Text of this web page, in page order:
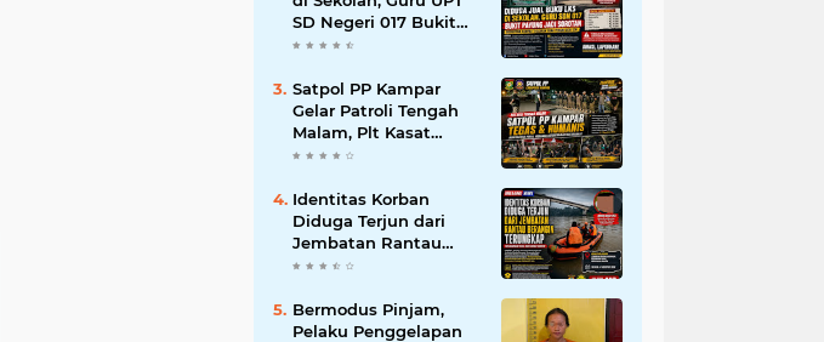
SD Negeri 017 Bukit
Payung Jadi Sorotan,
Tegaskan Tidak
Pernah Beri Izin
Satpol PP Kampar
Gelar Patroli Tengah
Malam, Plt Kasat
Turun Langsung
Publik dan Warung
Karaoke
Identitas Korban
Diduga Terjun dari
Jembatan Rantau
Berangin Terungkap,
Sisir Sungai Kampar
Bermodus Pinjam,
Pelaku Penggelapan